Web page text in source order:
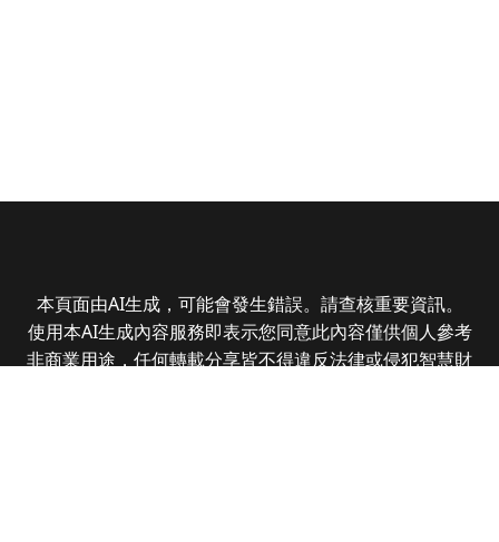
本頁面由AI生成，可能會發生錯誤。請查核重要資訊。
使用本AI生成內容服務即表示您同意此內容僅供個人參考
非商業用途，任何轉載分享皆不得違反法律或侵犯智慧財